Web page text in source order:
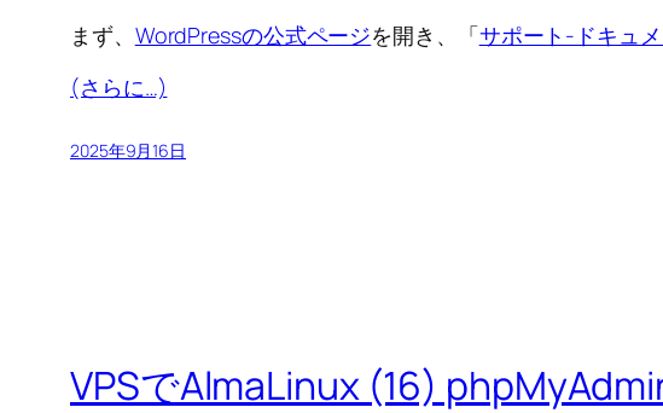
まず、 WordPressの公式ページを開き、「サポート-ドキュ
(さらに…)
2025年9月16日
VPSでAlmaLinux (16)